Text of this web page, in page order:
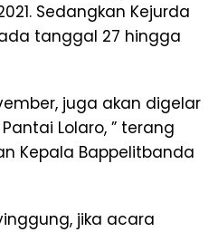
Sedangkan Kejurda
tanggal 27 hingga
juga akan digelar
Lolaro, ” terang
Kepala Bappelitbanda
jika acara